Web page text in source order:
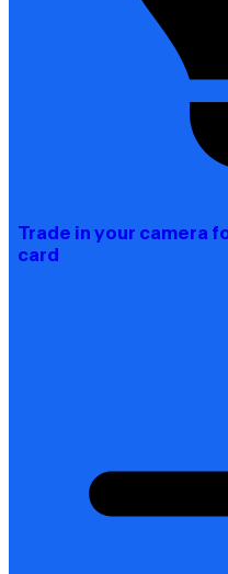
Trade in your camera
card